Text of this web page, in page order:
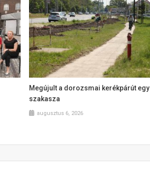
Megújult a dorozsmai kerékpárút egy
szakasza
augusztus 6, 2026